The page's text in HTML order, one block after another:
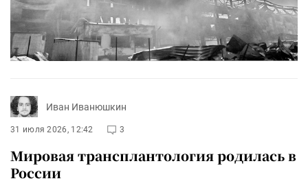
Иван Иванюшкин
31 июля 2026, 12:42 3
Мировая трансплантология родилась в
России